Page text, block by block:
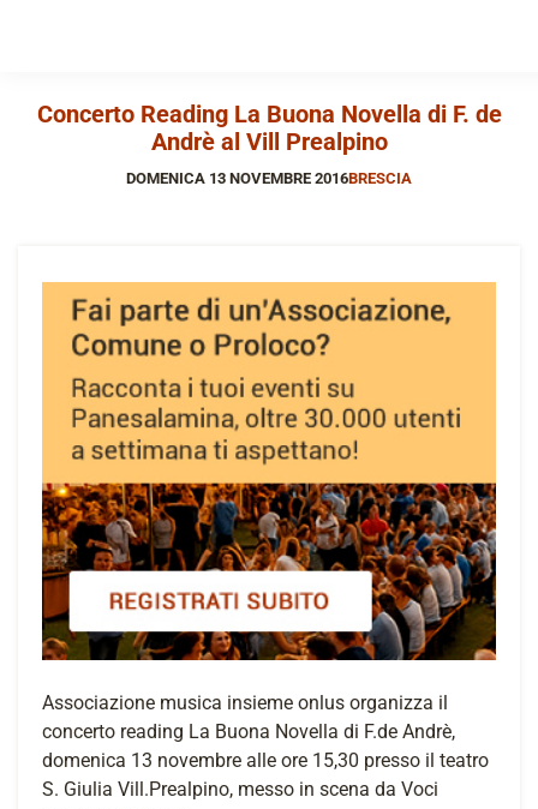
Concerto Reading La Buona Novella di F. de
Andrè al Vill Prealpino
DOMENICA 13 NOVEMBRE 2016BRESCIA
Associazione musica insieme onlus organizza il
concerto reading La Buona Novella di F.de Andrè,
domenica 13 novembre alle ore 15,30 presso il teatro
S. Giulia Vill.Prealpino, messo in scena da Voci